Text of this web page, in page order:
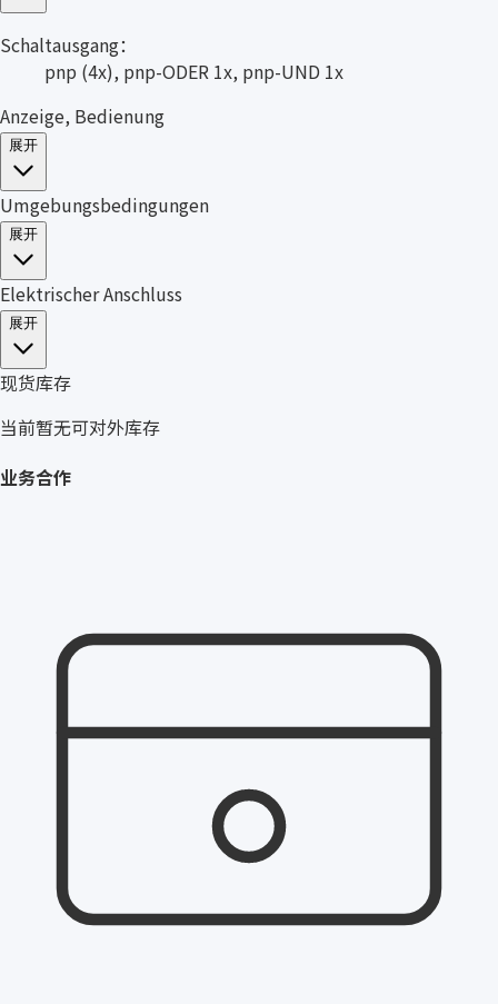
Schaltausgang：
pnp (4x), pnp-ODER 1x, pnp-UND 1x
Anzeige, Bedienung
展开
Umgebungsbedingungen
展开
Elektrischer Anschluss
展开
现货库存
当前暂无可对外库存
业务合作